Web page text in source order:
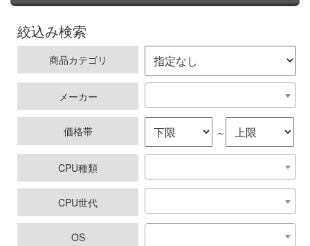
絞込み検索
商品カテゴリ
メーカー
価格帯 ～
CPU種類
CPU世代
OS